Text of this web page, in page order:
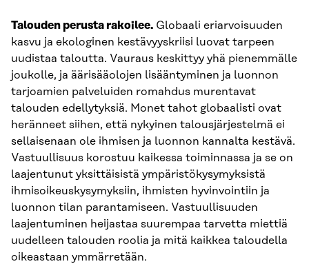
Talouden perusta rakoilee. Globaali eriarvoisuuden
kasvu ja ekologinen kestävyyskriisi luovat tarpeen
uudistaa taloutta. Vauraus keskittyy yhä pienemmälle
joukolle, ja äärisääolojen lisääntyminen ja luonnon
tarjoamien palveluiden romahdus murentavat
talouden edellytyksiä. Monet tahot globaalisti ovat
heränneet siihen, että nykyinen talousjärjestelmä ei
sellaisenaan ole ihmisen ja luonnon kannalta kestävä.
Vastuullisuus korostuu kaikessa toiminnassa ja se on
laajentunut yksittäisistä ympäristökysymyksistä
ihmisoikeuskysymyksiin, ihmisten hyvinvointiin ja
luonnon tilan parantamiseen. Vastuullisuuden
laajentuminen heijastaa suurempaa tarvetta miettiä
uudelleen talouden roolia ja mitä kaikkea taloudella
oikeastaan ymmärretään.